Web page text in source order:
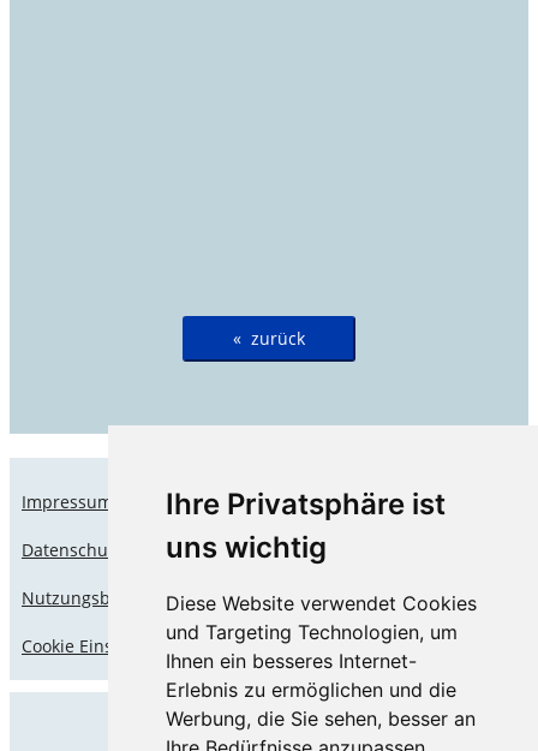
Ihre Privatsphäre ist
uns wichtig
Diese Website verwendet Cookies
und Targeting Technologien, um
Ihnen ein besseres Internet-
Erlebnis zu ermöglichen und die
Werbung, die Sie sehen, besser an
Impressum
Datenschutz
Nutzungsbedingungen
Cookie Einstellungen